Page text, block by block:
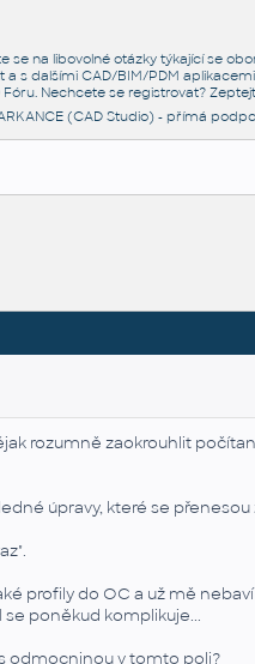
se na libovolné otázky týkající se
a s dalšími CAD/BIM/PDM
Fóru. Nechcete se registrovat?
(CAD Studio) - přímá
rozumně zaokrouhlit
úpravy, které se přenesou
profily do OC a už mě
poněkud komplikuje...
odmocninou v tomto poli?